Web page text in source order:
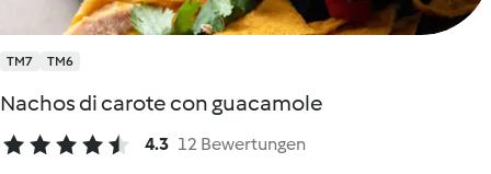
TM7 TM6
Nachos di carote con guacamole
4.3 12 Bewertungen